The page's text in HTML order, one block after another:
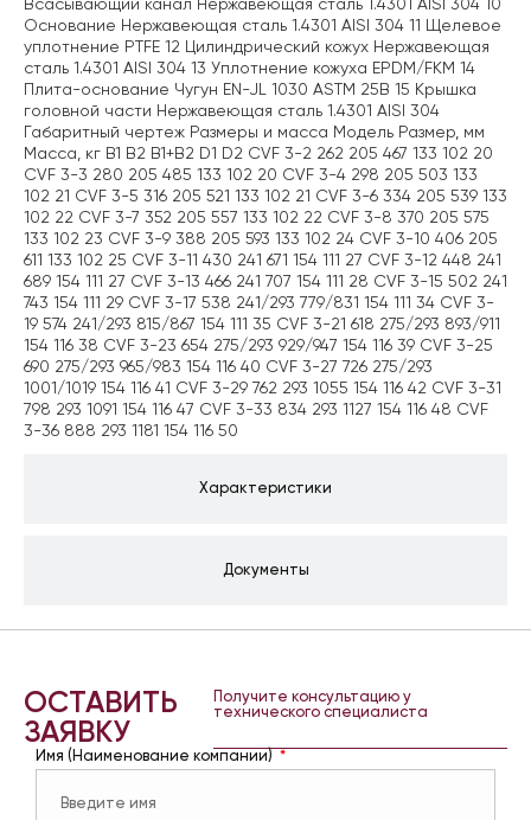
Характеристики
Документы
Всасывающий канал Нержавеющая сталь 1.4301 AISI 304 10
Основание Нержавеющая сталь 1.4301 AISI 304 11 Щелевое
уплотнение PTFE 12 Цилиндрический кожух Нержавеющая
сталь 1.4301 AISI 304 13 Уплотнение кожуха EPDM/FKM 14
Плита-основание Чугун EN-JL 1030 ASTM 25B 15 Крышка
головной части Нержавеющая сталь 1.4301 AISI 304
Габаритный чертеж Размеры и масса Модель Размер, мм
Масса, кг B1 B2 B1+B2 D1 D2 CVF 3-2 262 205 467 133 102 20
CVF 3-3 280 205 485 133 102 20 CVF 3-4 298 205 503 133
102 21 CVF 3-5 316 205 521 133 102 21 CVF 3-6 334 205 539 133
102 22 CVF 3-7 352 205 557 133 102 22 CVF 3-8 370 205 575
133 102 23 CVF 3-9 388 205 593 133 102 24 CVF 3-10 406 205
611 133 102 25 CVF 3-11 430 241 671 154 111 27 CVF 3-12 448 241
689 154 111 27 CVF 3-13 466 241 707 154 111 28 CVF 3-15 502 241
743 154 111 29 CVF 3-17 538 241/293 779/831 154 111 34 CVF 3-
19 574 241/293 815/867 154 111 35 CVF 3-21 618 275/293 893/911
154 116 38 CVF 3-23 654 275/293 929/947 154 116 39 CVF 3-25
690 275/293 965/983 154 116 40 CVF 3-27 726 275/293
1001/1019 154 116 41 CVF 3-29 762 293 1055 154 116 42 CVF 3-31
798 293 1091 154 116 47 CVF 3-33 834 293 1127 154 116 48 CVF
3-36 888 293 1181 154 116 50
ОСТАВИТЬ
ЗАЯВКУ
Получите консультацию у
технического специалиста
Имя (Наименование компании)